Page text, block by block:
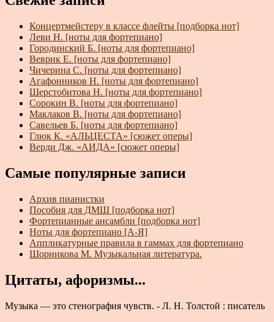
Концертмейстеру в классе флейты [подборка нот]
Леви Н. [ноты для фортепиано]
Городинский Б. [ноты для фортепиано]
Веврик Е. [ноты для фортепиано]
Чичерина С. [ноты для фортепиано]
Агафонников Н. [ноты для фортепиано]
Шерстобитова Н. [ноты для фортепиано]
Сорокин В. [ноты для фортепиано]
Маклаков В. [ноты для фортепиано]
Савельев Б. [ноты для фортепиано]
Глюк К. «АЛЬЦЕСТА» [сюжет оперы]
Верди Дж. «АИДА» [сюжет оперы]
Самые популярные записи
Архив пианистки
Пособия для ДМШ [подборка нот]
Фортепианные ансамбли [подборка нот]
Ноты для фортепиано [А-Я]
Аппликатурные правила в гаммах для фортепиано
Шорникова М. Музыкальная литература.
Цитаты, афоризмы...
Музыка — это стенография чувств. - Л. Н. Толстой : писатель